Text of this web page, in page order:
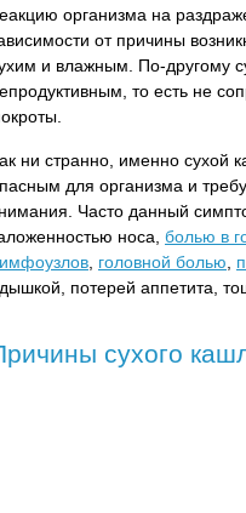
организма на
от причины
и влажным. По-другому
то есть не
ни странно, именно сухой
для организма и
Часто данный
носа, болью в
головной болью
потерей аппетита,
сухого